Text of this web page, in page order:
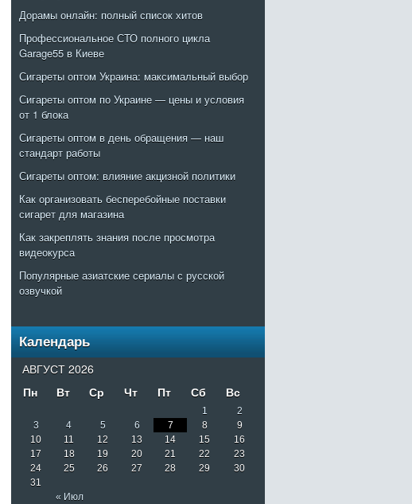
Дорамы онлайн: полный список хитов
Профессиональное СТО полного цикла
Garage55 в Киеве
Сигареты оптом Украина: максимальный выбор
Сигареты оптом по Украине — цены и условия
от 1 блока
Сигареты оптом в день обращения — наш
стандарт работы
Сигареты оптом: влияние акцизной политики
Как организовать бесперебойные поставки
сигарет для магазина
Как закреплять знания после просмотра
видеокурса
Популярные азиатские сериалы с русской
озвучкой
Календарь
АВГУСТ 2026
Пн
Вт Ср Чт Пт Сб Вс
« Июл
1
2
3
4 5 6 7 8
9
10
11 12 13 14 15
16
17
18 19 20 21 22
23
24
25 26 27 28 29
30
31